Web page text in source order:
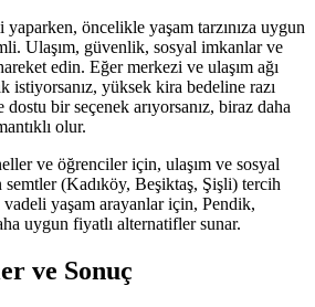
öncelikle yaşam tarzınıza uygun
Ulaşım, güvenlik, sosyal imkanlar ve
edin. Eğer merkezi ve ulaşım ağı
istiyorsanız, yüksek kira bedeline razı
dostu bir seçenek arıyorsanız, biraz daha
olur.
ve öğrenciler için, ulaşım ve sosyal
semtler (Kadıköy, Beşiktaş, Şişli) tercih
yaşam arayanlar için, Pendik,
uygun fiyatlı alternatifler sunar.
ve Sonuç